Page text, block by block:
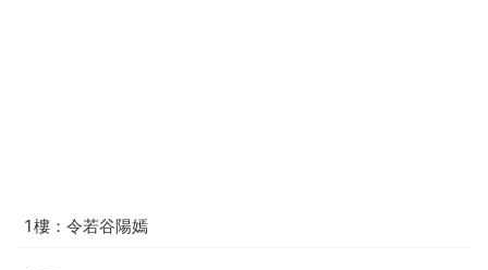
1樓：令若谷陽嫣